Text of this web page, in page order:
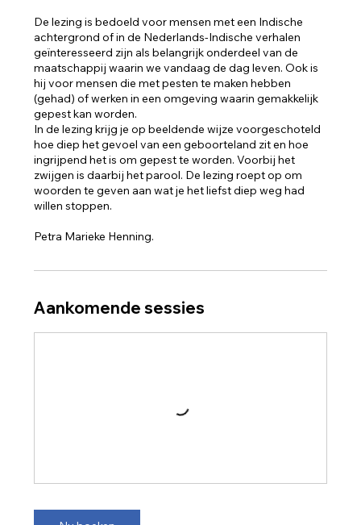
De lezing is bedoeld voor mensen met een Indische
achtergrond of in de Nederlands-Indische verhalen
geïnteresseerd zijn als belangrijk onderdeel van de
maatschappij waarin we vandaag de dag leven. Ook is
hij voor mensen die met pesten te maken hebben
(gehad) of werken in een omgeving waarin gemakkelijk
gepest kan worden.
In de lezing krijg je op beeldende wijze voorgeschoteld
hoe diep het gevoel van een geboorteland zit en hoe
ingrijpend het is om gepest te worden. Voorbij het
zwijgen is daarbij het parool. De lezing roept op om
woorden te geven aan wat je het liefst diep weg had
willen stoppen.
Aankomende sessies